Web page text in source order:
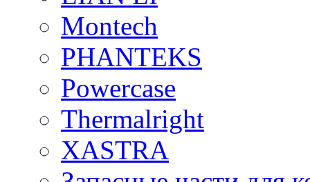
Montech
PHANTEKS
Powercase
Thermalright
XASTRA